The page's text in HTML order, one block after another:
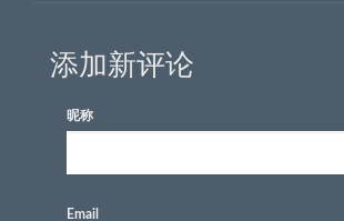
添加新评论
昵称
Email